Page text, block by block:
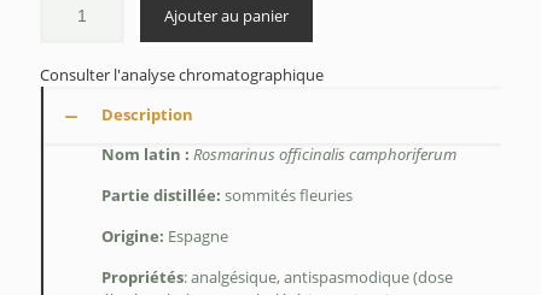
Ajouter au panier
Consulter l'analyse chromatographique
Description
Nom latin : Rosmarinus officinalis camphoriferum
Partie distillée: sommités fleuries
Origine: Espagne
Propriétés: analgésique, antispasmodique (dose